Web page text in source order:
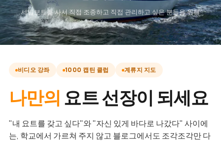
세일보트를 사서 직접 조종하고 직접 관리하고 싶은 분들을 위해
비디오 강좌 1000 캡틴 클럽 계류지 지도
나만의 요트 선장이 되세요
"내 요트를 갖고 싶다"와 "자신 있게 바다로 나갔다" 사이에
는, 학교에서 가르쳐 주지 않고 블로그에서도 조각조각만 다